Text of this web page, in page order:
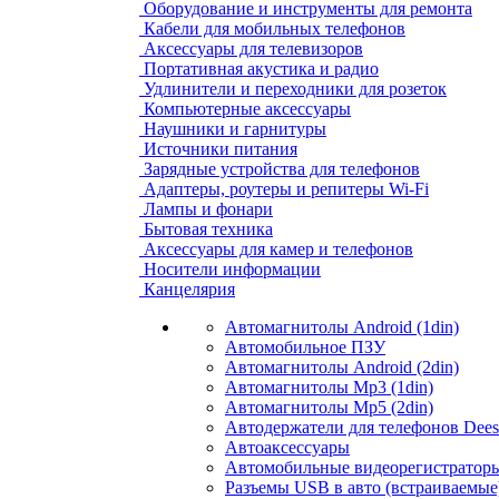
Оборудование и инструменты для ремонта
Кабели для мобильных телефонов
Аксессуары для телевизоров
Портативная акустика и радио
Удлинители и переходники для розеток
Компьютерные аксессуары
Наушники и гарнитуры
Источники питания
Зарядные устройства для телефонов
Адаптеры, роутеры и репитеры Wi-Fi
Лампы и фонари
Бытовая техника
Аксессуары для камер и телефонов
Носители информации
Канцелярия
Автомагнитолы Android (1din)
Автомобильное ПЗУ
Автомагнитолы Android (2din)
Автомагнитолы Mp3 (1din)
Автомагнитолы Mp5 (2din)
Автодержатели для телефонов
Автоаксессуары
Автомобильные
Разъемы USB в авто